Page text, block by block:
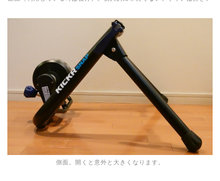
側面。開くと意外と大きくなります。